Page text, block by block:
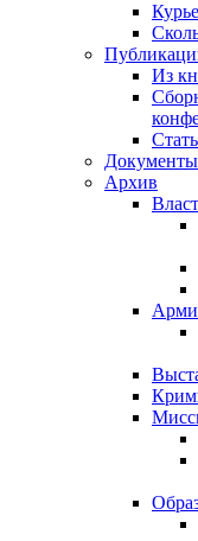
Из
Документы
Архив